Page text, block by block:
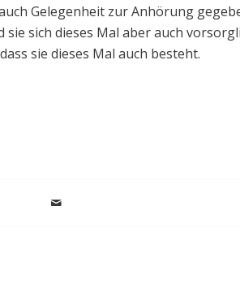
Gelegenheit zur Anhörung
sie sich dieses Mal aber auch
sie dieses Mal auch besteht.